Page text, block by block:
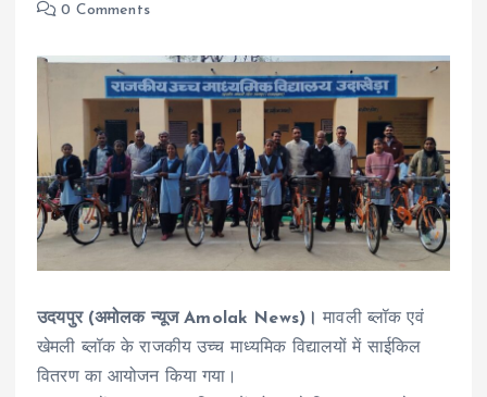
0 Comments
उदयपुर (अमोलक न्यूज Amolak News)।मावली ब्लॉक एवं
खेमली ब्लॉक के राजकीय उच्च माध्यमिक विद्यालयों में साईकिल
वितरण का आयोजन किया गया।